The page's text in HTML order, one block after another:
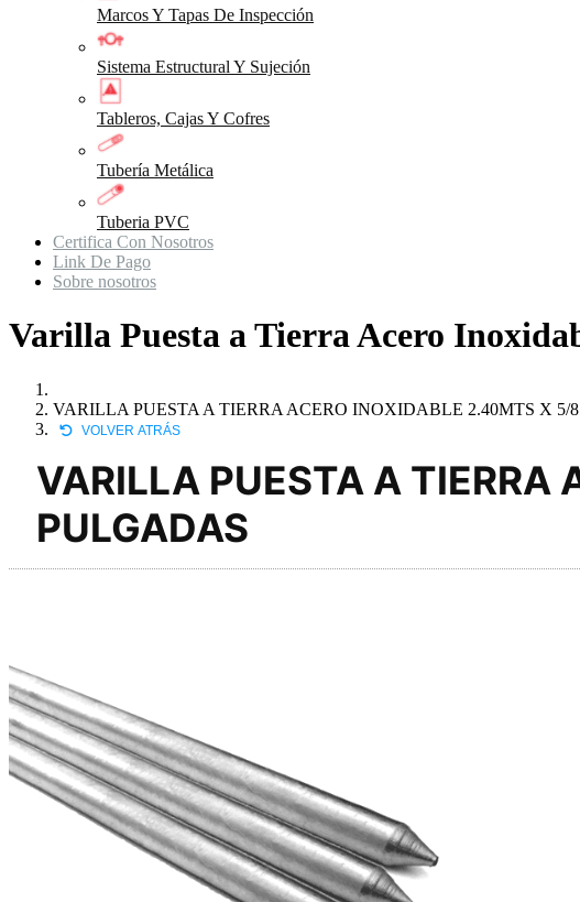
Marcos Y Tapas De Inspección
Sistema Estructural Y Sujeción
Tableros, Cajas Y Cofres
Tubería Metálica
Tuberia PVC
Certifica Con Nosotros
Link De Pago
Sobre nosotros
Varilla Puesta a Tierra Acero
VARILLA PUESTA A TIERRA ACERO INOXIDABLE 2.40MTS X 5/
VOLVER ATRÁS
VARILLA PUESTA A
PULGADAS